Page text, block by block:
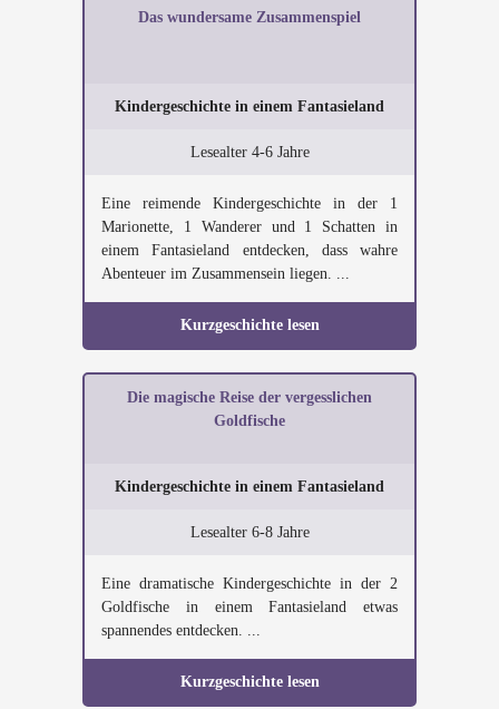
Das wundersame Zusammenspiel
Kindergeschichte in einem Fantasieland
Lesealter 4-6 Jahre
Eine reimende Kindergeschichte in der 1
Marionette, 1 Wanderer und 1 Schatten in
einem Fantasieland entdecken, dass wahre
Abenteuer im Zusammensein liegen. ...
Kurzgeschichte lesen
Die magische Reise der vergesslichen
Goldfische
Kindergeschichte in einem Fantasieland
Lesealter 6-8 Jahre
Eine dramatische Kindergeschichte in der 2
Goldfische in einem Fantasieland etwas
spannendes entdecken. ...
Kurzgeschichte lesen